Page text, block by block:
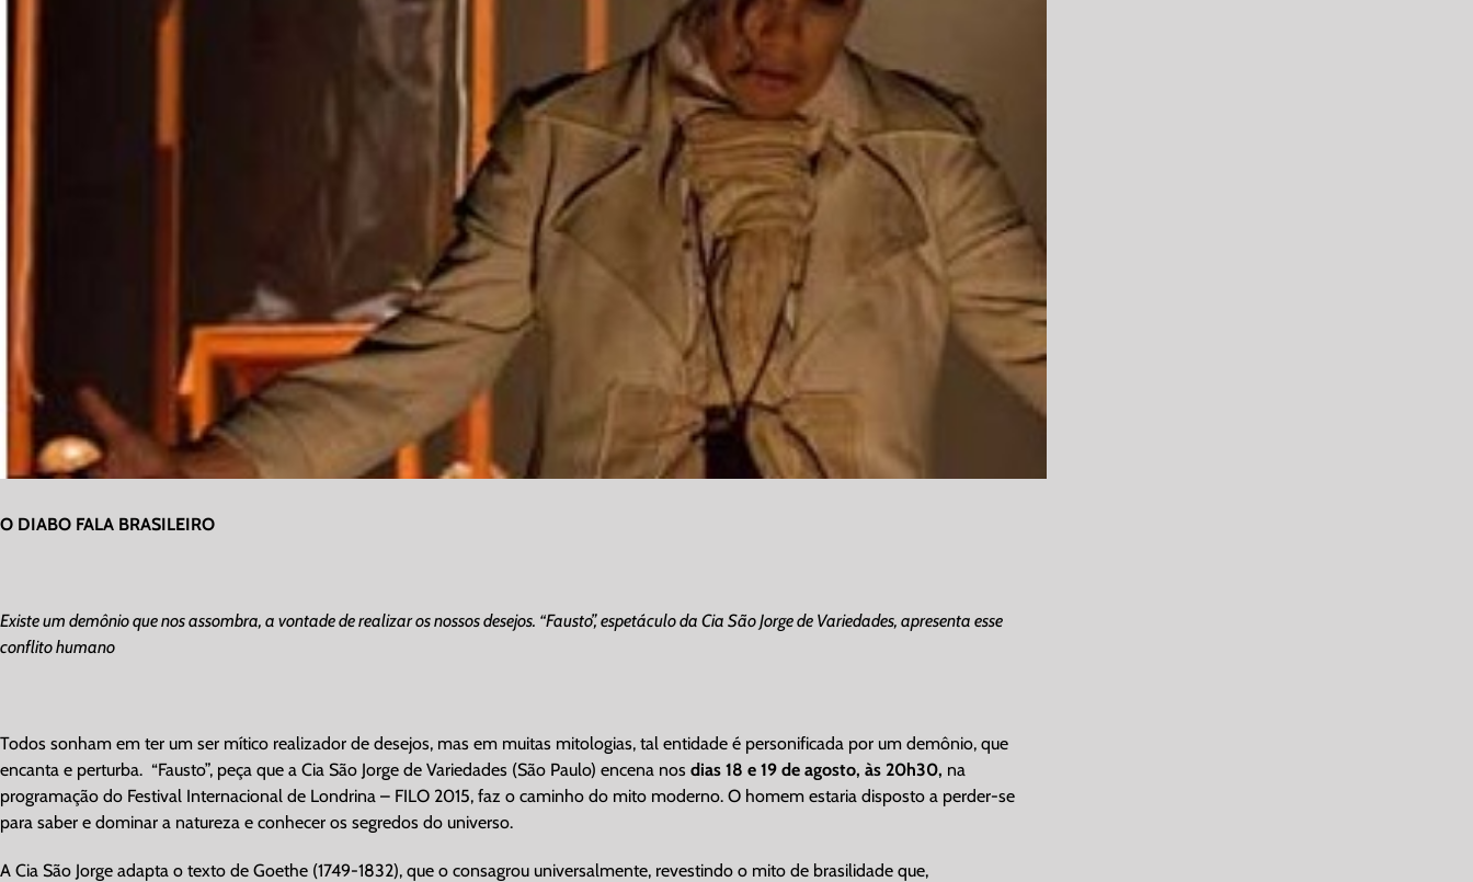
O DIABO FALA BRASILEIRO
Existe um demônio que nos assombra, a vontade de realizar os nossos desejos. “Fausto”, espetáculo da Cia São Jorge de Variedades, apresenta esse
conflito humano
Todos sonham em ter um ser mítico realizador de desejos, mas em muitas mitologias, tal entidade é personificada por um demônio, que
encanta e perturba. “Fausto”, peça que a Cia São Jorge de Variedades (São Paulo) encena nos dias 18 e 19 de agosto, às 20h30, na
programação do Festival Internacional de Londrina – FILO 2015, faz o caminho do mito moderno. O homem estaria disposto a perder-se
para saber e dominar a natureza e conhecer os segredos do universo.
A Cia São Jorge adapta o texto de Goethe (1749-1832), que o consagrou universalmente, revestindo o mito de brasilidade que,